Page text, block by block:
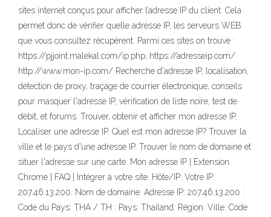
sites internet conçus pour afficher l’adresse IP du client. Cela
permet donc de vérifier quelle adresse IP, les serveurs WEB
que vous consultez récupèrent. Parmi ces sites on trouve :
https://pjjoint.malekal.com/ip.php; https://adresseip.com/
http://www.mon-ip.com/ Recherche d'adresse IP, localisation,
détection de proxy, traçage de courrier électronique, conseils
pour masquer l'adresse IP, vérification de liste noire, test de
débit, et forums. Trouver, obtenir et afficher mon adresse IP.
Localiser une adresse IP. Quel est mon adresse IP? Trouver la
ville et le pays d'une adresse IP. Trouver le nom de domaine et
situer l'adresse sur une carte. Mon adresse IP | Extension
Chrome | FAQ | Intégrer à votre site. Hôte/IP: Votre IP:
207.46.13.200. Nom de domaine: Adresse IP: 207.46.13.200 :
Code du Pays: THA / TH : Pays: Thailand: Région: Ville: Code